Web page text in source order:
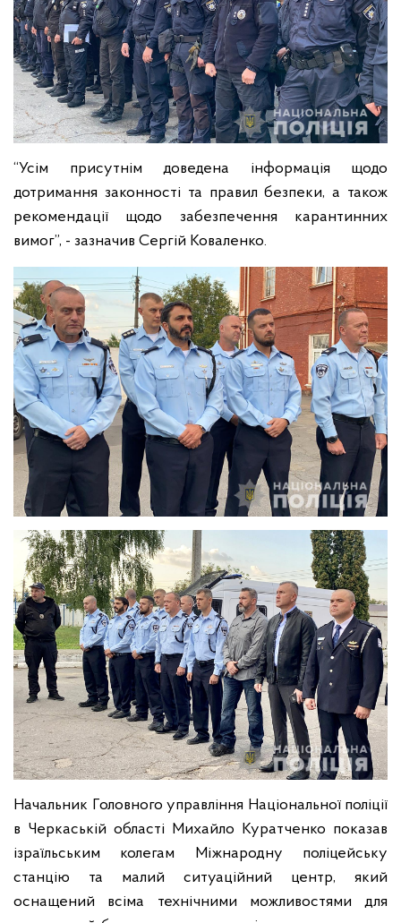
“Усім присутнім доведена інформація щодо
дотримання законності та правил безпеки, а також
рекомендації щодо забезпечення карантинних
вимог”, - зазначив Сергій Коваленко.
Начальник Головного управління Національної поліції
в Черкаській області Михайло Куратченко показав
ізраїльським колегам Міжнародну поліцейську
станцію та малий ситуаційний центр, який
оснащений всіма технічними можливостями для